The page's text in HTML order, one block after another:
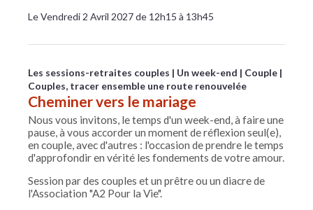
Le Vendredi 2 Avril 2027 de 12h15 à 13h45
Les sessions-retraites couples Un week-end
Couple
Couples, tracer ensemble une route renouvelée
Cheminer vers le mariage
Nous vous invitons, le temps d'un week-end, à faire une
pause, à vous accorder un moment de réflexion seul(e),
en couple, avec d'autres : l'occasion de prendre le temps
d'approfondir en vérité les fondements de votre amour.
Session par des couples et un prêtre ou un diacre de
l'Association "A2 Pour la Vie".